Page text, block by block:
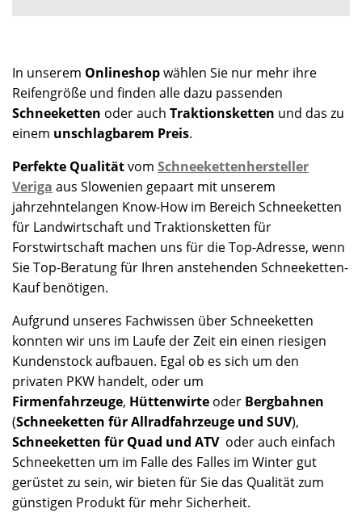
In unserem Onlineshopwählen Sie nur mehr ihre
Reifengröße und finden alle dazu passenden
Schneeketten oder auch Traktionsketten und das zu
einem unschlagbarem Preis.
Perfekte Qualitätvom Schneekettenhersteller
Veriga aus Slowenien gepaart mit unserem
jahrzehntelangen Know-How im Bereich Schneeketten
für Landwirtschaft und Traktionsketten für
Forstwirtschaft machen uns für die Top-Adresse, wenn
Sie Top-Beratung für Ihren anstehenden Schneeketten-
Kauf benötigen.
Aufgrund unseres Fachwissen über Schneeketten
konnten wir uns im Laufe der Zeit ein einen riesigen
Kundenstock aufbauen. Egal ob es sich um den
privaten PKW handelt, oder um
Firmenfahrzeuge, Hüttenwirte oder Bergbahnen
(Schneeketten für Allradfahrzeuge und SUV),
Schneeketten für Quad und ATVoder auch einfach
Schneeketten um im Falle des Falles im Winter gut
gerüstet zu sein, wir bieten für Sie das Qualität zum
günstigen Produkt für mehr Sicherheit.